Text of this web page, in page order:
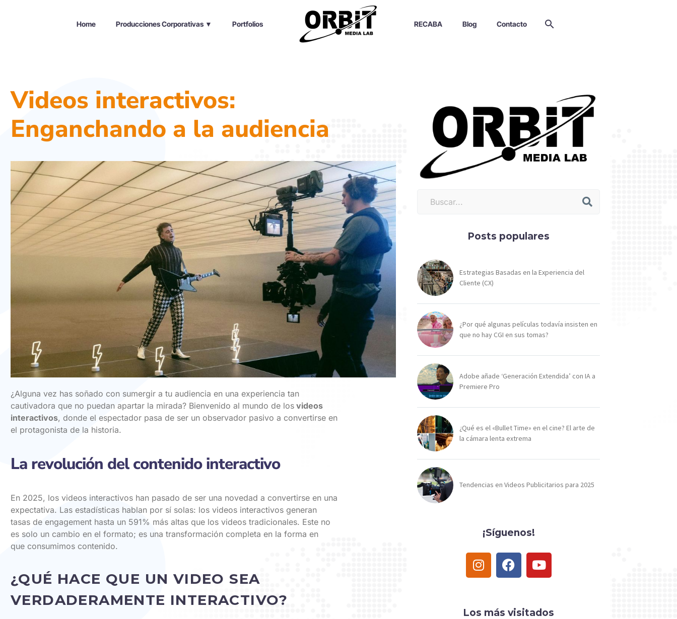
Home Producciones Corporativas ▼ Portfolios RECABA Blog Contacto
Videos interactivos:
Enganchando a la audiencia
¿Alguna vez has soñado con sumergir a tu audiencia en una experiencia tan
cautivadora que no puedan apartar la mirada? Bienvenido al mundo de los videos
interactivos, donde el espectador pasa de ser un observador pasivo a convertirse en
el protagonista de la historia.
La revolución del contenido interactivo
En 2025, los videos interactivos han pasado de ser una novedad a convertirse en una
expectativa. Las estadísticas hablan por sí solas: los videos interactivos generan
tasas de engagement hasta un 591% más altas que los videos tradicionales. Este no
es solo un cambio en el formato; es una transformación completa en la forma en
que consumimos contenido.
¿QUÉ HACE QUE UN VIDEO SEA
VERDADERAMENTE INTERACTIVO?
Posts populares
Estrategias Basadas en la Experiencia del
Cliente (CX)
¿Por qué algunas películas todavía insisten en
que no hay CGI en sus tomas?
Adobe añade ‘Generación Extendida’ con IA a
Premiere Pro
¿Qué es el «Bullet Time» en el cine? El arte de
la cámara lenta extrema
Tendencias en Videos Publicitarios para 2025
¡Síguenos!
Los más visitados